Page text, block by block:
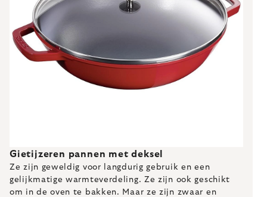
Gietijzeren pannen met deksel
Ze zijn geweldig voor langdurig gebruik en een
gelijkmatige warmteverdeling. Ze zijn ook geschikt
om in de oven te bakken. Maar ze zijn zwaar en